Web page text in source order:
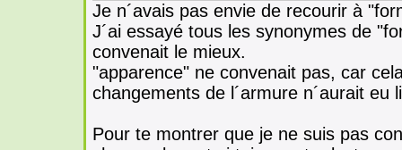
Je n´avais pas envie de recourir à
J´ai essayé tous les synonymes de
convenait le mieux.
"apparence" ne convenait pas, car
changements de l´armure n´aurait eu
Pour te montrer que je ne suis pas